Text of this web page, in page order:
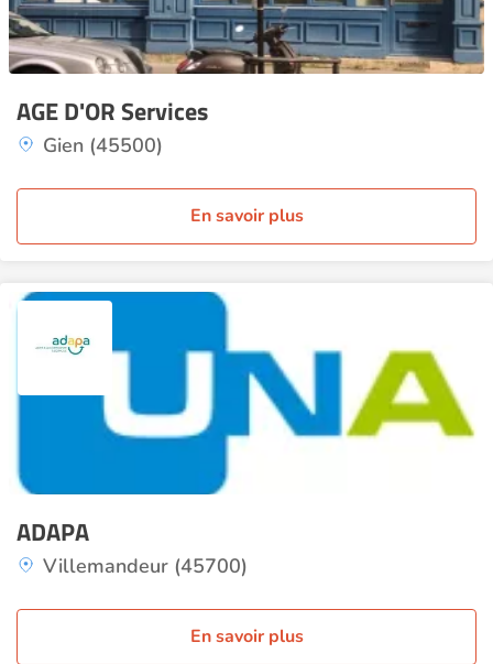
AGE D'OR Services
Gien (45500)
En savoir plus
ADAPA
Villemandeur (45700)
En savoir plus